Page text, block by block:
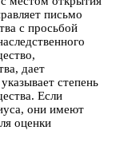
письмо
с просьбой
дает
степень
Если
они имеют
оценки